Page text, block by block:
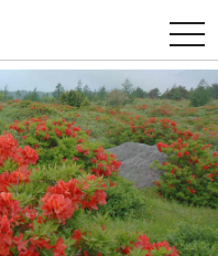
t
o
g
l
e
n
a
v
i
g
a
t
i